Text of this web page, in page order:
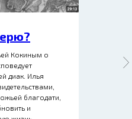
Кокиным о
диак. Илья
благодати,
и